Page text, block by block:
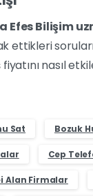
Bilişim
nasıl
Sat Bozuk
Cep
Alan Firmalar